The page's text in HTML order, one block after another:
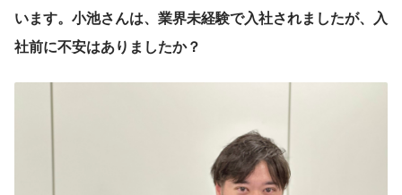
います。小池さんは、業界未経験で入社されましたが、入
社前に不安はありましたか？